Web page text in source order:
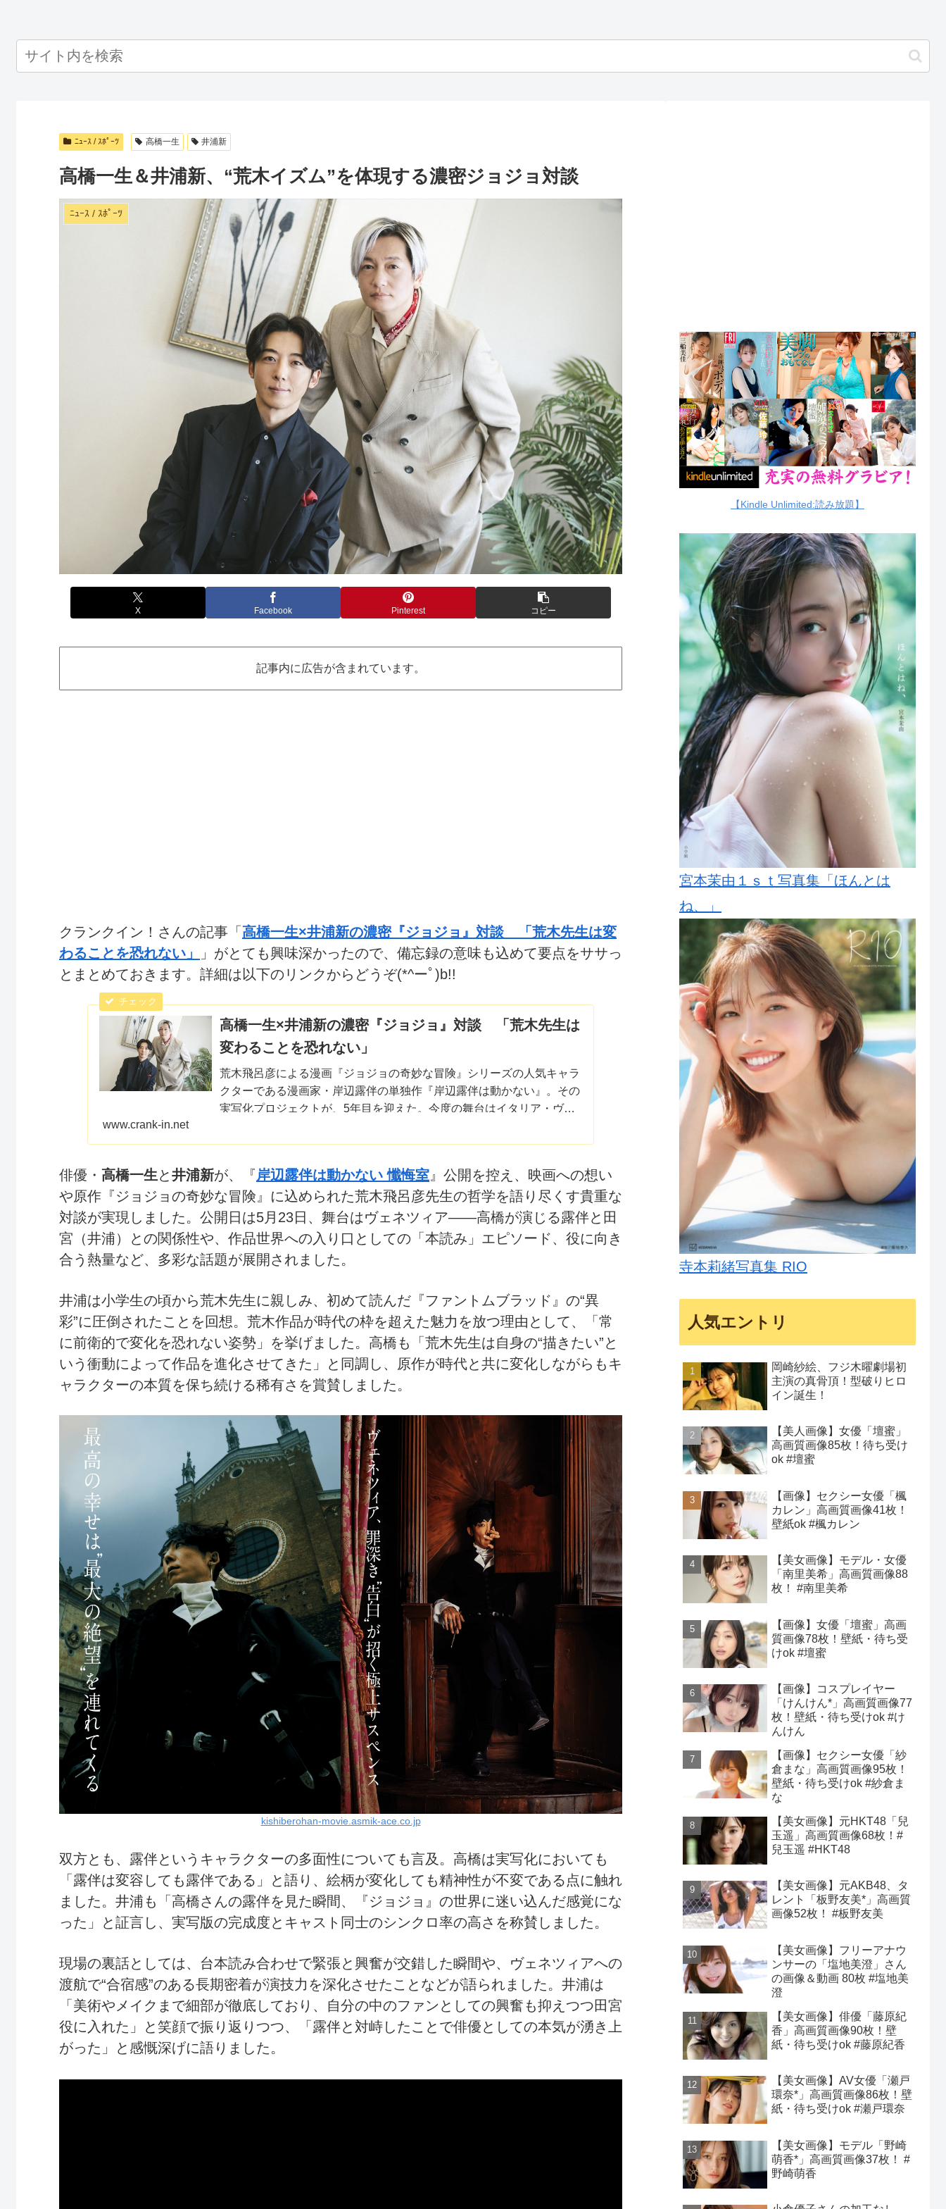
ﾆｭｰｽ / ｽﾎﾟｰﾂ 高橋一生 井浦新
高橋一生＆井浦新、“荒木イズム”を体現する濃密ジョジョ対談
ﾆｭｰｽ / ｽﾎﾟｰﾂ
X Facebook Pinterest コピー
記事内に広告が含まれています。
クランクイン！さんの記事「 高橋一生×井浦新の濃密『ジョジョ』対談 「荒木先生は変
わることを恐れない」
」がとても興味深かったので、備忘録の意味も込めて要点をササっ
とまとめておきます。詳細は以下のリンクからどうぞ(*^ーﾟ)b!!
高橋一生×井浦新の濃密『ジョジョ』対談 「荒木先生は
変わることを恐れない」
荒木飛呂彦による漫画『ジョジョの奇妙な冒険』シリーズの人気キャラ
クターである漫画家・岸辺露伴の単独作『岸辺露伴は動かない』。その
実写化プロジェクトが、5年目を迎えた。今度の舞台はイタリア・ヴェ
www.crank-in.net
俳優・ 高橋一生と井浦新が、『岸辺露伴は動かない 懺悔室 』公開を控え、映画への想い
や原作『ジョジョの奇妙な冒険』に込められた荒木飛呂彦先生の哲学を語り尽くす貴重な
対談が実現しました。公開日は5月23日、舞台はヴェネツィア――高橋が演じる露伴と田
宮（井浦）との関係性や、作品世界への入り口としての「本読み」エピソード、役に向き
合う熱量など、多彩な話題が展開されました。
井浦は小学生の頃から荒木先生に親しみ、初めて読んだ『ファントムブラッド』の“異
彩”に圧倒されたことを回想。荒木作品が時代の枠を超えた魅力を放つ理由として、「常
に前衛的で変化を恐れない姿勢」を挙げました。高橋も「荒木先生は自身の“描きたい”と
いう衝動によって作品を進化させてきた」と同調し、原作が時代と共に変化しながらもキ
ャラクターの本質を保ち続ける稀有さを賞賛しました。
kishiberohan-movie.asmik-ace.co.jp
双方とも、露伴というキャラクターの多面性についても言及。高橋は実写化においても
「露伴は変容しても露伴である」と語り、絵柄が変化しても精神性が不変である点に触れ
ました。井浦も「高橋さんの露伴を見た瞬間、『ジョジョ』の世界に迷い込んだ感覚にな
った」と証言し、実写版の完成度とキャスト同士のシンクロ率の高さを称賛しました。
現場の裏話としては、台本読み合わせで緊張と興奮が交錯した瞬間や、ヴェネツィアへの
渡航で“合宿感”のある長期密着が演技力を深化させたことなどが語られました。井浦は
「美術やメイクまで細部が徹底しており、自分の中のファンとしての興奮も抑えつつ田宮
役に入れた」と笑顔で振り返りつつ、「露伴と対峙したことで俳優としての本気が湧き上
がった」と感慨深げに語りました。
【Kindle Unlimited:読み放題】
宮本茉由１ｓｔ写真集「ほんとは
ね、」
寺本莉緒写真集 RIO
人気エントリ
岡崎紗絵、フジ木曜劇場初
主演の真骨頂！型破りヒロ
イン誕生！
【美人画像】女優「壇蜜」
高画質画像85枚！待ち受け
ok #壇蜜
【画像】セクシー女優「楓
カレン」高画質画像41枚！
壁紙ok #楓カレン
【美女画像】モデル・女優
「南里美希」高画質画像88
枚！ #南里美希
【画像】女優「壇蜜」高画
質画像78枚！壁紙・待ち受
けok #壇蜜
【画像】コスプレイヤー
「けんけん*」高画質画像77
枚！壁紙・待ち受けok #け
んけん
【画像】セクシー女優「紗
倉まな」高画質画像95枚！
壁紙・待ち受けok #紗倉ま
な
【美女画像】元HKT48「兒
玉遥」高画質画像68枚！#
兒玉遥 #HKT48
【美女画像】元AKB48、タ
レント「板野友美*」高画質
画像52枚！ #板野友美
【美女画像】フリーアナウ
ンサーの「塩地美澄」さん
の画像＆動画 80枚 #塩地美
澄
【美女画像】俳優「藤原紀
香」高画質画像90枚！壁
紙・待ち受けok #藤原紀香
【美女画像】AV女優「瀬戸
環奈*」高画質画像86枚！壁
紙・待ち受けok #瀬戸環奈
【美女画像】モデル「野崎
萌香*」高画質画像37枚！ #
野崎萌香